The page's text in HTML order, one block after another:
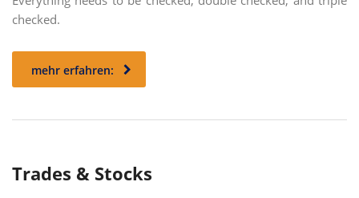
checked.
mehr erfahren:
Trades & Stocks